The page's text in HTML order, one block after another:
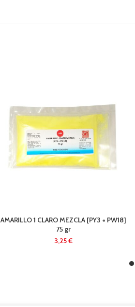
AMARILLO 1 CLARO MEZCLA [PY3 + PW18]
75 gr
€